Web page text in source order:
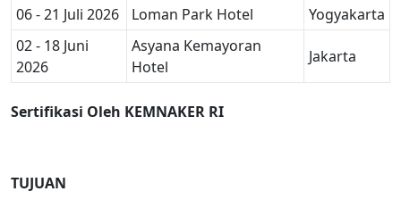
06 - 21 Juli 2026
Loman Park Hotel
Yogyakarta
02 - 18 Juni
2026
Asyana Kemayoran
Hotel
Jakarta
Sertifikasi Oleh KEMNAKER RI
TUJUAN